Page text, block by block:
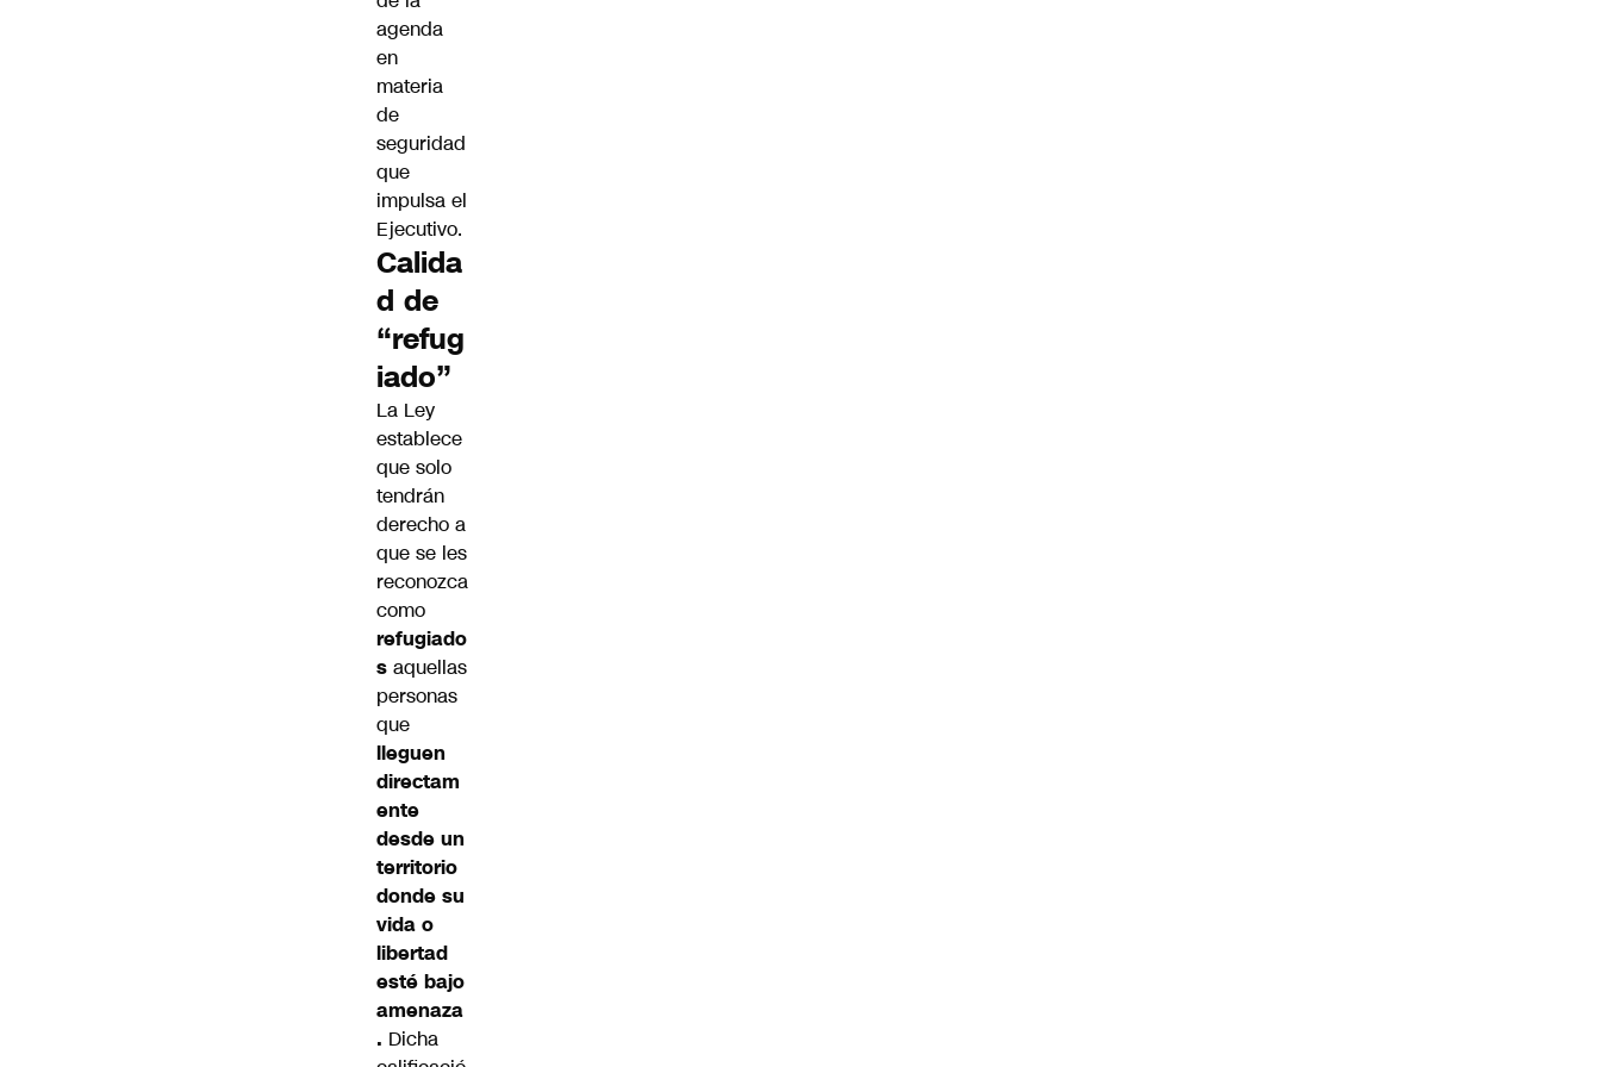
agenda
en
materia
de
seguridad
que
impulsa el
Ejecutivo.
Calida
d de
“refug
iado”
La Ley
establece
que solo
tendrán
derecho a
que se les
reconozca
como
refugiado
s aquellas
personas
que
lleguen
directam
ente
desde un
territorio
donde su
vida o
libertad
esté bajo
amenaza
. Dicha